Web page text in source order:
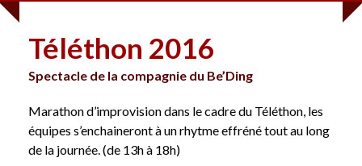
Téléthon 2016
Spectacle de la compagnie du Be’Ding
Marathon d’improvision dans le cadre du Téléthon, les
équipes s’enchaineront à un rhytme effréné tout au long
de la journée. (de 13h à 18h)